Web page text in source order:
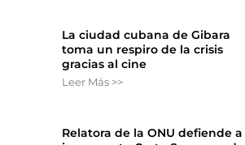
La ciudad cubana de Gibara
toma un respiro de la crisis
gracias al cine
Leer Más >>
Relatora de la ONU defiende a